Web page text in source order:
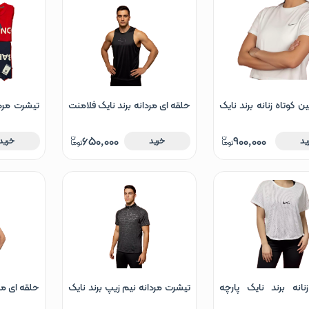
کوتاه زنانه برند نایک
900,000
حلقه ای مردانه برند نایک فلامنت
خرید 650,000
تیشرت
برند نایک پارچه
تیشرت مردانه نیم زیپ برند نایک
حلقه ای